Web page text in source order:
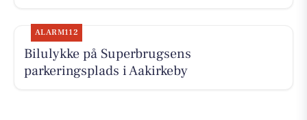
ALARM112
Bilulykke på Superbrugsens
parkeringsplads i Aakirkeby